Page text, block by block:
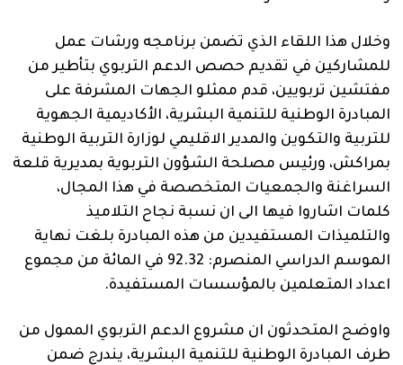
وخلال هذا اللقاء الذي تضمن برنامجه ورشات عمل
للمشاركين في تقديم حصص الدعم التربوي بتأطير من
مفتشين تربويين، قدم ممثلو الجهات المشرفة على
المبادرة الوطنية للتنمية البشرية، الأكاديمية الجهوية
للتربية والتكوين والمدير الاقليمي لوزارة التربية الوطنية
بمراكش، ورئيس مصلحة الشؤون التربوية بمديرية قلعة
السراغنة والجمعيات المتخصصة في هذا المجال،
كلمات اشاروا فيها الى ان نسبة نجاح التلاميذ
والتلميذات المستفيدين من هذه المبادرة بلغت نهاية
الموسم الدراسي المنصرم: 92.32 في المائة من مجموع
اعداد المتعلمين بالمؤسسات المستفيدة.
واوضح المتحدثون ان مشروع الدعم التربوي الممول من
طرف المبادرة الوطنية للتنمية البشرية، يندرج ضمن